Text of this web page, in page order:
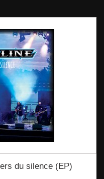
du silence (EP)